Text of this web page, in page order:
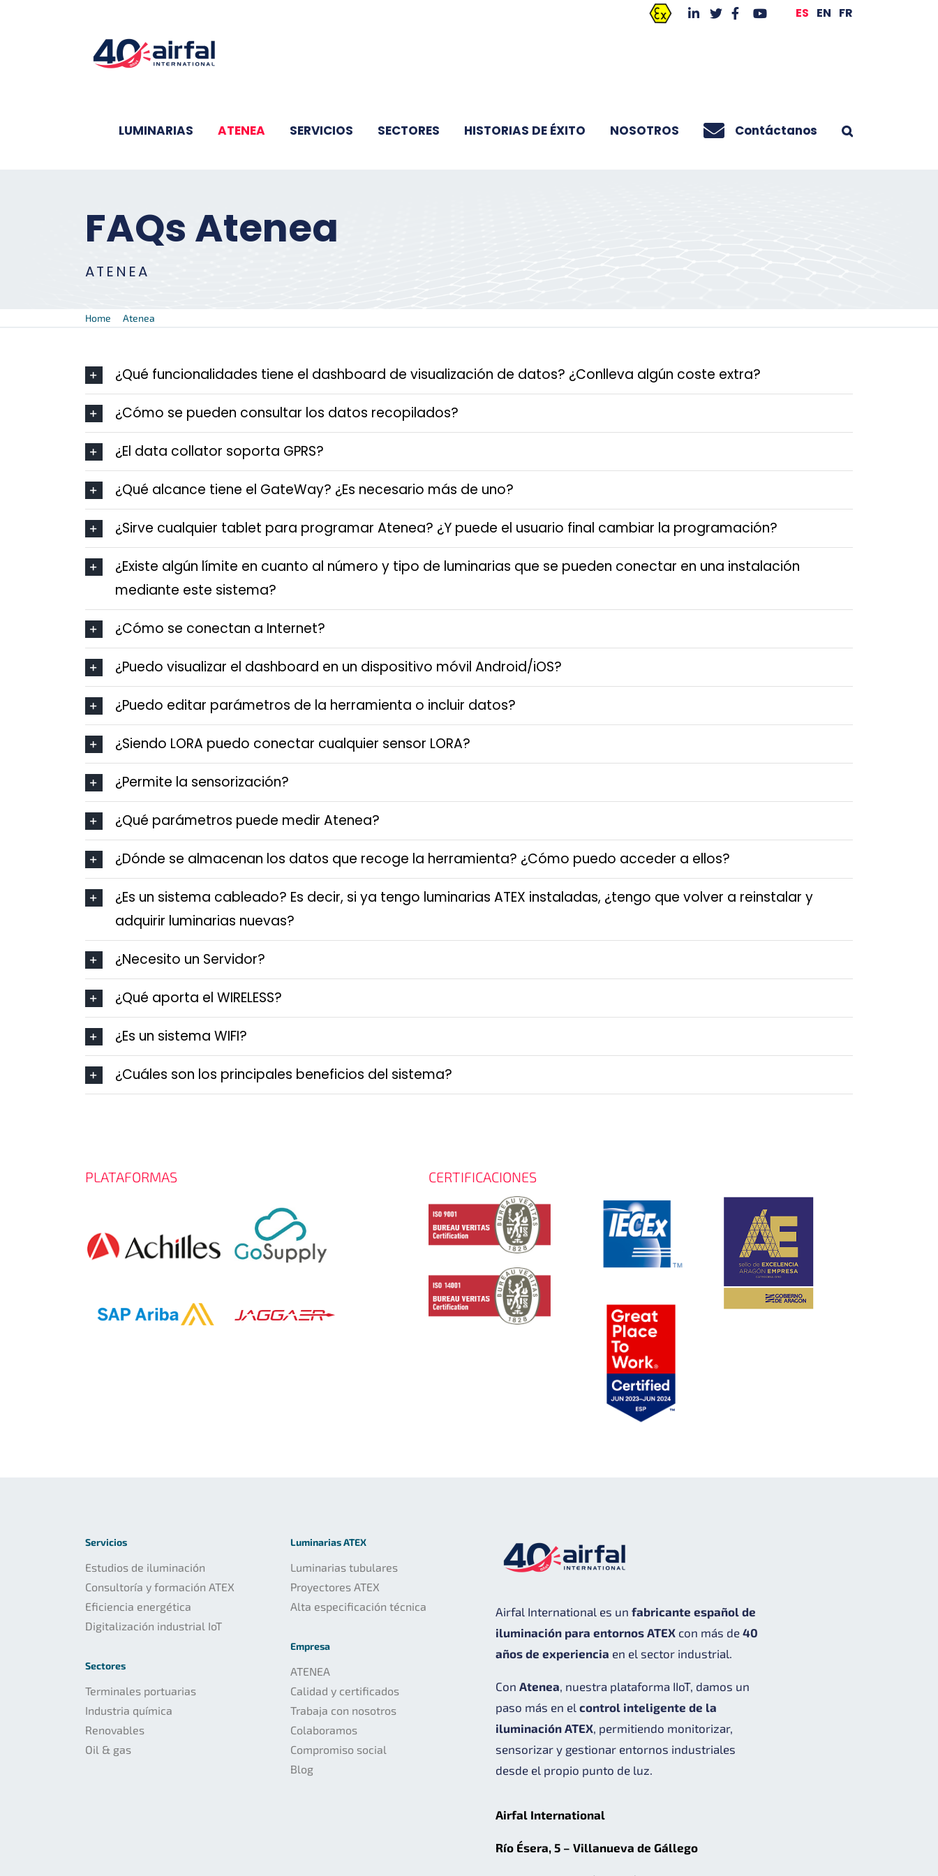
ES EN FR
LUMINARIAS ATENEA SERVICIOS SECTORES HISTORIAS DE ÉXITO NOSOTROS Contáctanos
FAQs Atenea
ATENEA
Home Atenea
¿Qué funcionalidades tiene el dashboard de visualización de datos? ¿Conlleva algún coste extra?
¿Cómo se pueden consultar los datos recopilados?
¿El data collator soporta GPRS?
¿Qué alcance tiene el GateWay? ¿Es necesario más de uno?
¿Sirve cualquier tablet para programar Atenea? ¿Y puede el usuario final cambiar la programación?
¿Existe algún límite en cuanto al número y tipo de luminarias que se pueden conectar en una instalación
mediante este sistema?
¿Cómo se conectan a Internet?
¿Puedo visualizar el dashboard en un dispositivo móvil Android/iOS?
¿Puedo editar parámetros de la herramienta o incluir datos?
¿Siendo LORA puedo conectar cualquier sensor LORA?
¿Permite la sensorización?
¿Qué parámetros puede medir Atenea?
¿Dónde se almacenan los datos que recoge la herramienta? ¿Cómo puedo acceder a ellos?
¿Es un sistema cableado? Es decir, si ya tengo luminarias ATEX instaladas, ¿tengo que volver a reinstalar y
adquirir luminarias nuevas?
¿Necesito un Servidor?
¿Qué aporta el WIRELESS?
¿Es un sistema WIFI?
¿Cuáles son los principales beneficios del sistema?
PLATAFORMAS CERTIFICACIONES
Servicios
Estudios de iluminación
Consultoría y formación ATEX
Eficiencia energética
Digitalización industrial IoT
Sectores
Terminales portuarias
Industria química
Renovables
Oil & gas
Luminarias ATEX
Luminarias tubulares
Proyectores ATEX
Alta especificación técnica
Empresa
ATENEA
Calidad y certificados
Trabaja con nosotros
Colaboramos
Compromiso social
Blog
Airfal International es unfabricante español de
iluminación para entornos ATEX con más de40
años de experiencia en el sector industrial.
ConAtenea , nuestra plataforma IIoT, damos un
paso más en elcontrol inteligente de la
iluminación ATEX , permitiendo monitorizar,
sensorizar y gestionar entornos industriales
desde el propio punto de luz.
Airfal International
Río Ésera, 5 – Villanueva de Gállego